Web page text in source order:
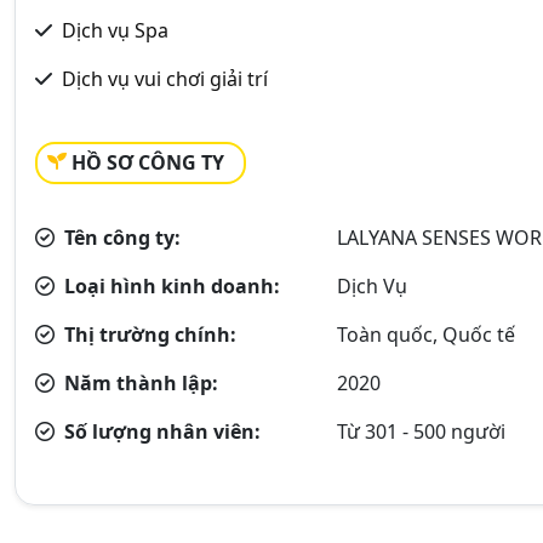
Dịch vụ Spa
Dịch vụ vui chơi giải trí
HỒ SƠ CÔNG TY
Tên công ty:
LALYANA SENSES
Loại hình kinh doanh:
Dịch Vụ
Thị trường chính:
Toàn quốc, Quốc tế
Năm thành lập:
2020
Số lượng nhân viên:
Từ 301 - 500 người